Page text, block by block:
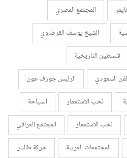
المجتمع المصري
الشيخ يوسف القرضاوي
فلسطين التاريخية
السعودي
الرئيس جوزف عون
نخب الاستعمار
السياحة
نخب الاستعمار
المجتمع العراقي
المجتمعات العربية
حركة طالبان